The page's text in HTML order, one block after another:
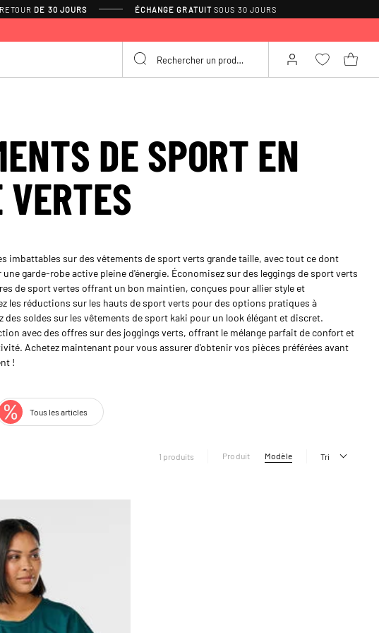
DE 30 JOURS ÉCHANGE GRATUIT SOUS 30 JOURS
DE SPORT EN
VERTES
imbattables sur des vêtements de sport verts grande taille, avec tout ce dont
garde-robe active pleine d'énergie. Économisez sur des leggings de sport verts
de sport vertes offrant un bon maintien, conçues pour allier style et
les réductions sur les hauts de sport verts pour des options pratiques à
soldes sur les vêtements de sport kaki pour un look élégant et discret.
avec des offres sur des joggings verts, offrant le mélange parfait de confort et
Achetez maintenant pour vous assurer d'obtenir vos pièces préférées avant
!
Tous les articles
1 produits Produit Modèle Tri